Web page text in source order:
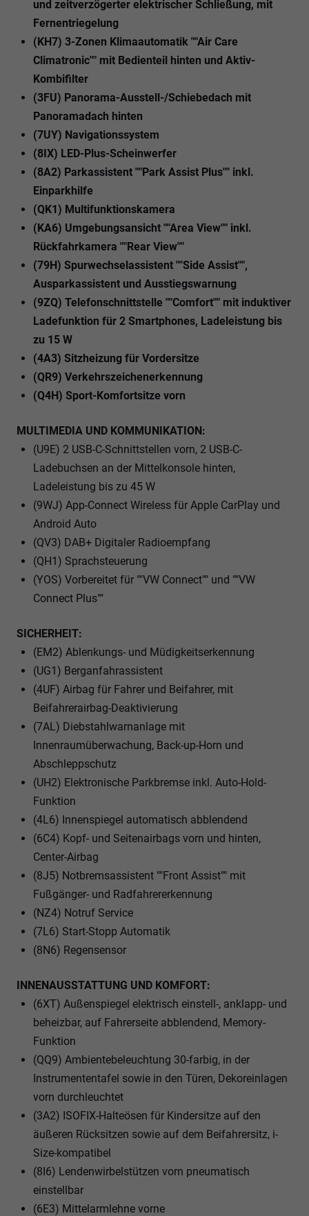
und zeitverzögerter elektrischer Schließung, mit
Fernentriegelung
(KH7) 3-Zonen Klimaautomatik ""Air Care
Climatronic"" mit Bedienteil hinten und Aktiv-
Kombifilter
(3FU) Panorama-Ausstell-/Schiebedach mit
Panoramadach hinten
(7UY) Navigationssystem
(8IX) LED-Plus-Scheinwerfer
(8A2) Parkassistent ""Park Assist Plus"" inkl.
Einparkhilfe
(QK1) Multifunktionskamera
(KA6) Umgebungsansicht ""Area View"" inkl.
Rückfahrkamera ""Rear View""
(79H) Spurwechselassistent ""Side Assist"",
Ausparkassistent und Ausstiegswarnung
(9ZQ) Telefonschnittstelle ""Comfort"" mit induktiver
Ladefunktion für 2 Smartphones, Ladeleistung bis
zu 15 W
(4A3) Sitzheizung für Vordersitze
(QR9) Verkehrszeichenerkennung
(Q4H) Sport-Komfortsitze vorn
MULTIMEDIA UND KOMMUNIKATION:
(U9E) 2 USB-C-Schnittstellen vorn, 2 USB-C-
Ladebuchsen an der Mittelkonsole hinten,
Ladeleistung bis zu 45 W
(9WJ) App-Connect Wireless für Apple CarPlay und
Android Auto
(QV3) DAB+ Digitaler Radioempfang
(QH1) Sprachsteuerung
(YOS) Vorbereitet für ""VW Connect"" und ""VW
Connect Plus""
SICHERHEIT:
(EM2) Ablenkungs- und Müdigkeitserkennung
(UG1) Berganfahrassistent
(4UF) Airbag für Fahrer und Beifahrer, mit
Beifahrerairbag-Deaktivierung
(7AL) Diebstahlwarnanlage mit
Innenraumüberwachung, Back-up-Horn und
Abschleppschutz
(UH2) Elektronische Parkbremse inkl. Auto-Hold-
Funktion
(4L6) Innenspiegel automatisch abblendend
(6C4) Kopf- und Seitenairbags vorn und hinten,
Center-Airbag
(8J5) Notbremsassistent ""Front Assist"" mit
Fußgänger- und Radfahrererkennung
(NZ4) Notruf Service
(7L6) Start-Stopp Automatik
(8N6) Regensensor
INNENAUSSTATTUNG UND KOMFORT:
(6XT) Außenspiegel elektrisch einstell-, anklapp- und
beheizbar, auf Fahrerseite abblendend, Memory-
Funktion
(QQ9) Ambientebeleuchtung 30-farbig, in der
Instrumententafel sowie in den Türen, Dekoreinlagen
vorn durchleuchtet
(3A2) ISOFIX-Halteösen für Kindersitze auf den
äußeren Rücksitzen sowie auf dem Beifahrersitz, i-
Size-kompatibel
(8I6) Lendenwirbelstützen vorn pneumatisch
einstellbar
(6E3) Mittelarmlehne vorne